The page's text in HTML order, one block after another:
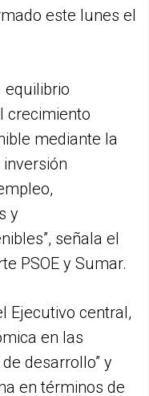
este lunes el
equilibrio
crecimiento
mediante la
y
señala el
PSOE y Sumar.
Ejecutivo central,
en las
desarrollo” y
en términos de